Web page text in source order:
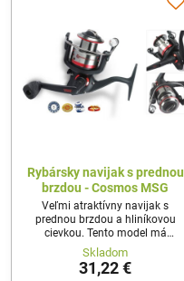
Rybársky navijak s prednou
brzdou - Cosmos MSG
Veľmi atraktívny navijak s
prednou brzdou a hliníkovou
cievkou. Tento model má
extrémne hladký chod
prevodovky so spoľahlivou
prednou brzdou bez skokov.
Skladom
31,22 €